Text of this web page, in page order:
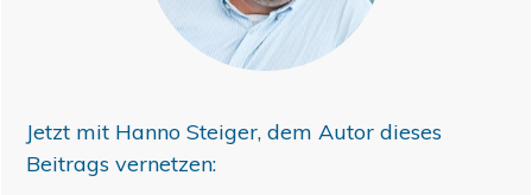
Jetzt mit Hanno Steiger, dem Autor dieses
Beitrags vernetzen: